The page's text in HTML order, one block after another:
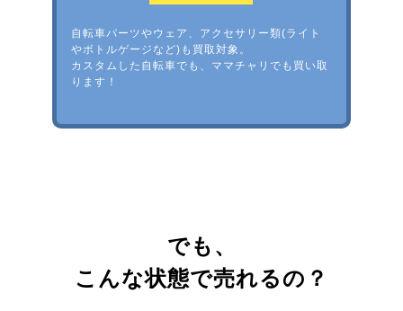
自転車パーツやウェア、アクセサリー類(ライト
やボトルゲージなど)も買取対象。
カスタムした自転車でも、ママチャリでも買い取
ります！
でも、
こんな状態で売れるの？